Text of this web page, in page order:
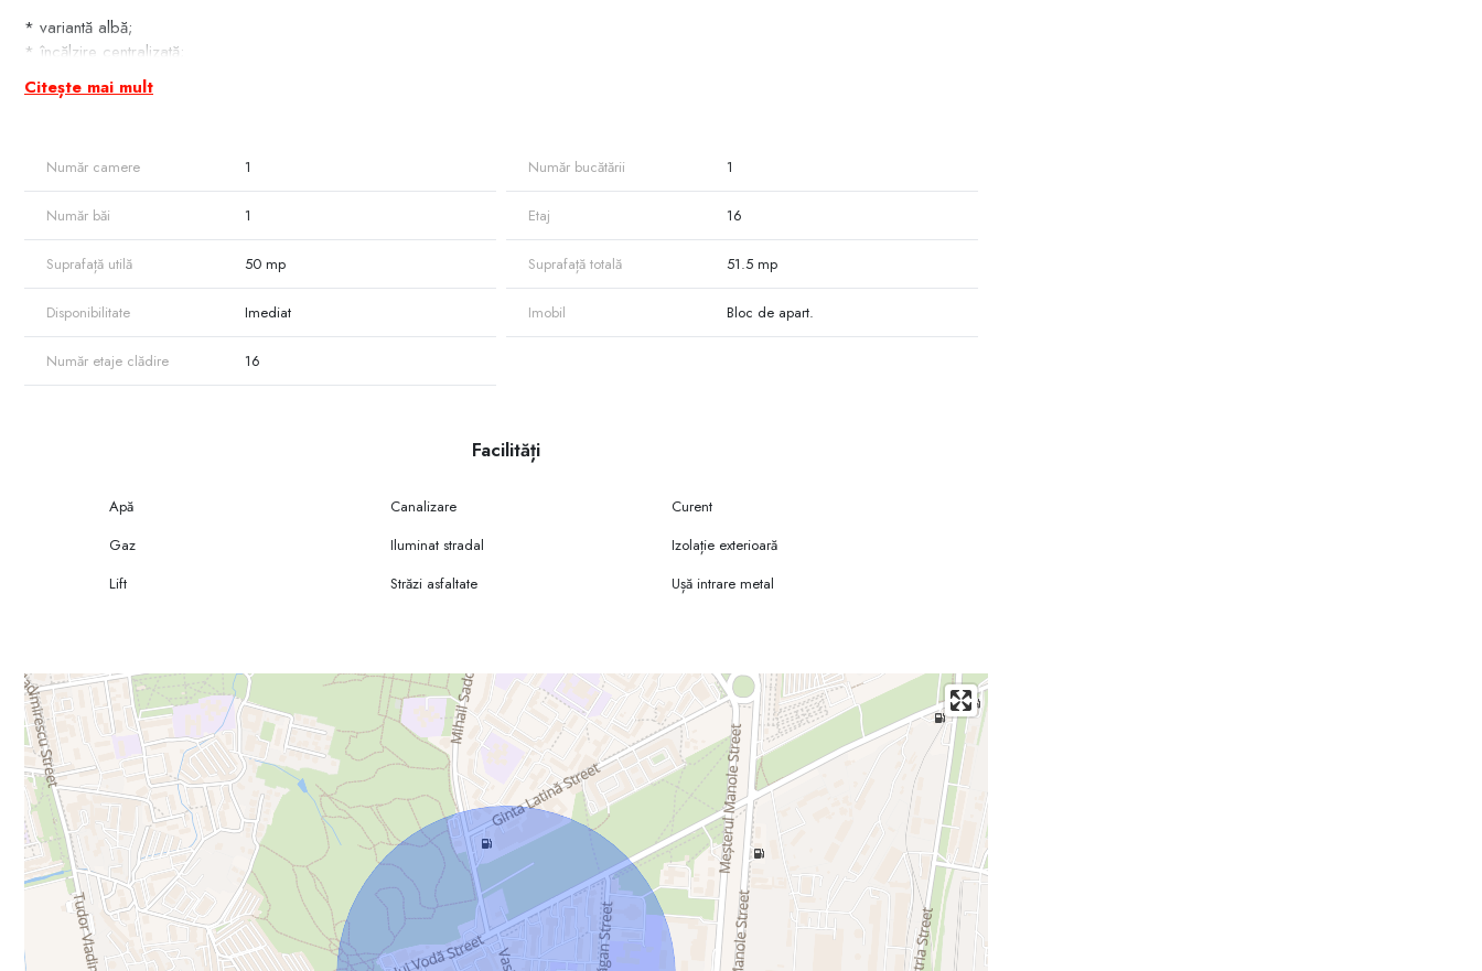
* variantă albă;
* încălzire centralizată;
* geamuri termopane/panoramice;
* ușă blindată;
În apropiere se află: Farmacie, Școală, Librărie, Piață, Grădiniță, Supermarket.
Citește mai mult
Număr camere 1 Număr bucătării 1
Număr băi 1 Etaj 16
Suprafață utilă 50 mp Suprafață totală 51.5 mp
Disponibilitate Imediat Imobil Bloc de apart.
Număr etaje clădire 16
Facilități
Apă Canalizare
Curent
Gaz
Iluminat stradal
Izolație exterioară
Lift
Străzi asfaltate Ușă intrare metal